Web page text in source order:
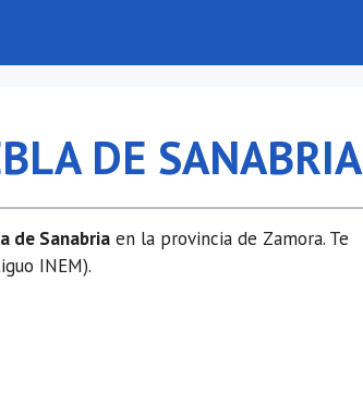
DE SANABRIA
de Sanabria en la provincia de Zamora. Te
INEM).